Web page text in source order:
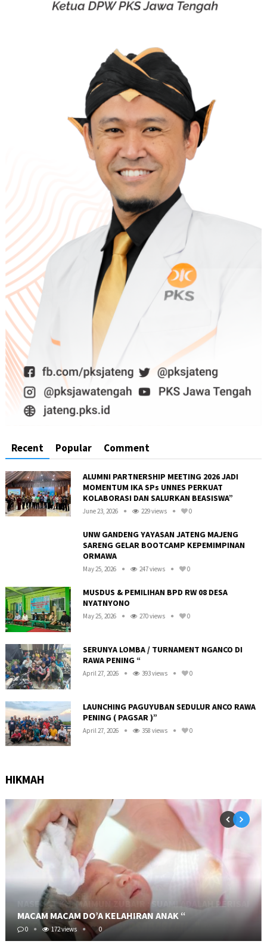
Recent Popular Comment
ALUMNI PARTNERSHIP MEETING 2026 JADI
MOMENTUM IKA SPs UNNES PERKUAT
KOLABORASI DAN SALURKAN BEASISWA”
June 23, 2026 229 views 0
UNW GANDENG YAYASAN JATENG MAJENG
SARENG GELAR BOOTCAMP KEPEMIMPINAN
ORMAWA
May 25, 2026 247 views 0
MUSDUS & PEMILIHAN BPD RW 08 DESA
NYATNYONO
May 25, 2026 270 views 0
SERUNYA LOMBA / TURNAMENT NGANCO DI
RAWA PENING “
April 27, 2026 393 views 0
LAUNCHING PAGUYUBAN SEDULUR ANCO RAWA
PENING ( PAGSAR )”
April 27, 2026 358 views 0
HIKMAH
MACAM MACAM DO’A KELAHIRAN ANAK “
0 172 views 0